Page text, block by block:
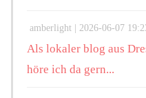
amberlight | 2026-06-07
Als lokaler blog aus
höre ich da gern...